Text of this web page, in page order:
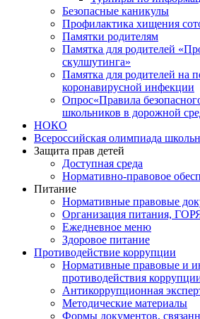
Безопасные каникулы
Профилактика хищения
Памятки родителям
Памятка для родителей
скулшутинга»
Памятка для родителей на
коронавирусной инфекции
Опрос«Правила
школьников в дорожной
НОКО
Всероссийская олимпиада
Защита прав детей
Доступная среда
Нормативно-правовое
Питание
Нормативные правовые
Организация питания,
Ежедневное меню
Здоровое питание
Противодействие коррупции
Нормативные правовые и
противодействия
Антикоррупционная
Методические материалы
Формы документов,